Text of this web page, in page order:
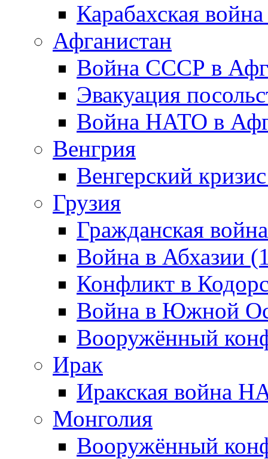
Карабахская
Афганистан
Война СССР в
Эвакуация
Война НАТО в
Венгрия
Венгерский
Грузия
Гражданская
Война в Абхазии
Конфликт в
Война в Южной
Вооружённый
Ирак
Иракская война
Монголия
Вооружённый